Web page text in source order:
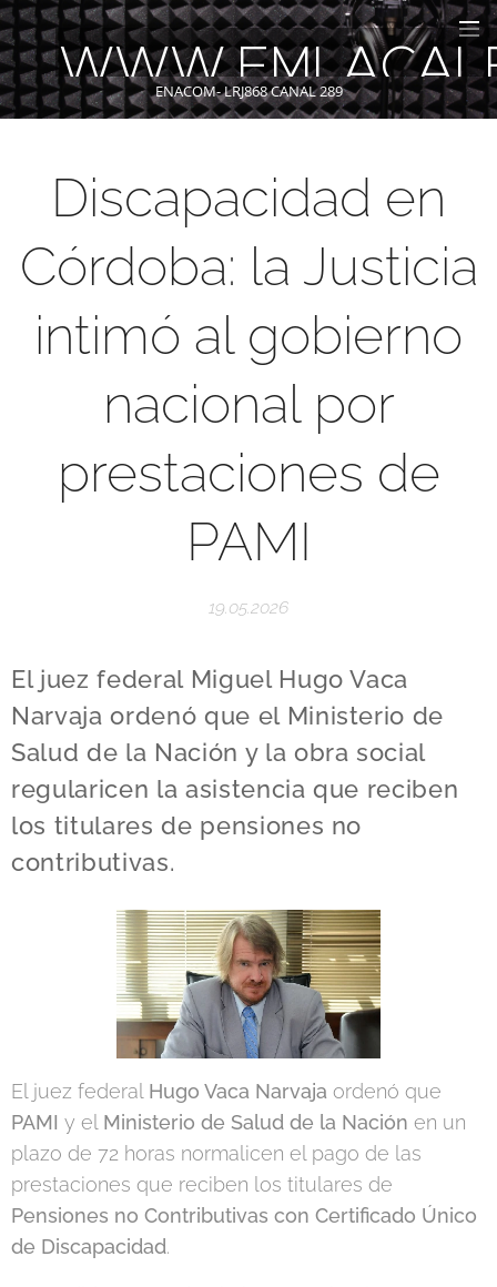
ENACOM- LRJ868 CANAL 289
Discapacidad en
Córdoba: la Justicia
intimó al gobierno
nacional por
prestaciones de
PAMI
19.05.2026
El juez federal Miguel Hugo Vaca
Narvaja ordenó que el Ministerio de
Salud de la Nación y la obra social
regularicen la asistencia que reciben
los titulares de pensiones no
contributivas.
El juez federal Hugo Vaca Narvaja ordenó que
PAMI y el Ministerio de Salud de la Nación en un
plazo de 72 horas normalicen el pago de las
prestaciones que reciben los titulares de
Pensiones no Contributivas con Certificado Único
de Discapacidad.